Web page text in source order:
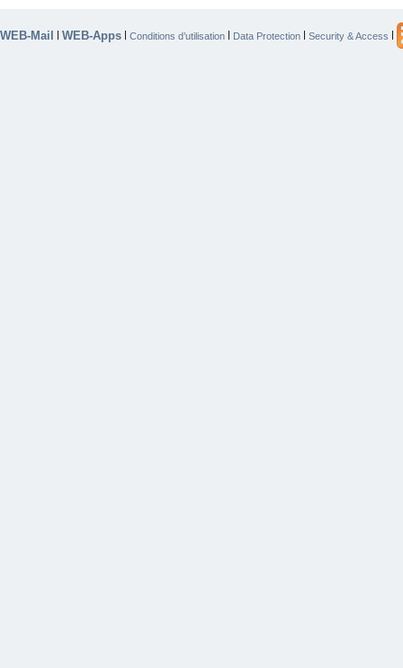
WEB-Mail | WEB-Apps | Conditions d’utilisation | Data Protection | Security & Access |